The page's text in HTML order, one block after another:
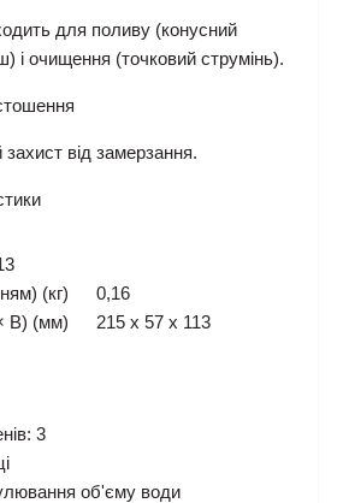
для поливу (конусний
і очищення (точковий струмінь).
від замерзання.
(кг)
0,16
В) (мм)
215 x 57 x 113
3
об'єму води